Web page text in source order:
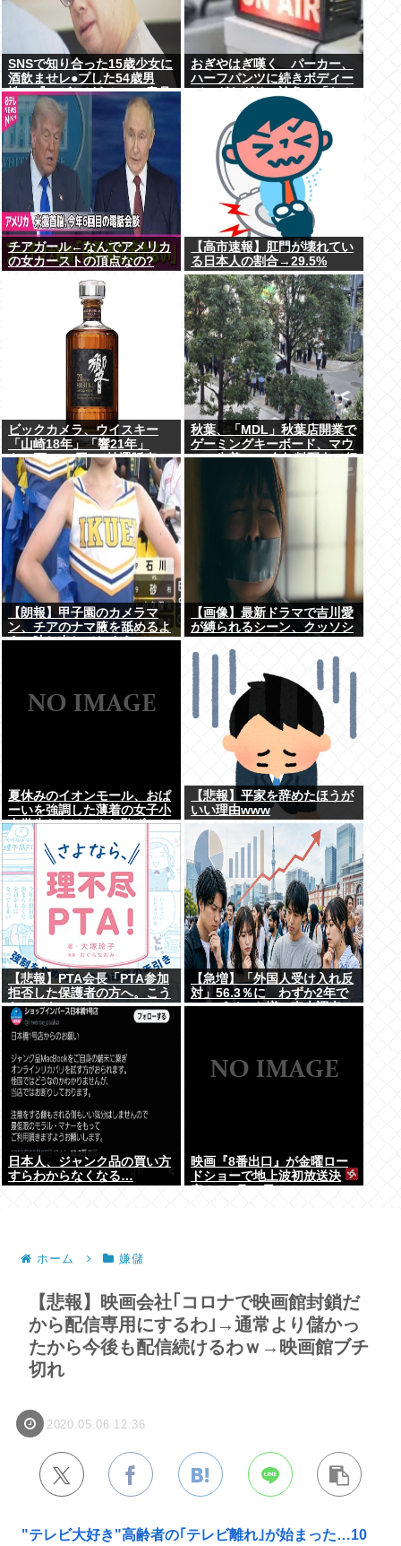
SNSで知り合った15歳少女に
酒飲ませレ●プした54歳男
性、『ハゲかどうか』で意見
が真っ二つに分かれる
おぎやはぎ嘆く パーカー、
ハーフパンツに続きボディー
バッグもダサい論争に「なん
でおじさんだけ言われる
の？」
チアガール←なんでアメリカ
の女カーストの頂点なの?
【高市速報】肛門が壊れてい
る日本人の割合→29.5%
ビックカメラ、ウイスキー
「山崎18年」「響21年」
を”6万7100円”で抽選販売
秋葉、「MDL」秋葉店開業で
ゲーミングキーボード、マウ
ス、先着1000名無料配布で行
列。まだいけるぞ急げ!!
【朗報】甲子園のカメラマ
ン、チアのナマ腋を舐めるよ
うに映し出してしまう
【画像】最新ドラマで吉川愛
が縛られるシーン、クッソシ
夏休みのイオンモール、おぱ
ーいを強調した薄着の女子小
中学生だらけ。あれ恥ずかし
くないの？
【悲報】平家を辞めたほうが
いい理由www
【悲報】PTA会長「PTA参加
拒否した保護者の方へ。こう
なってもいい？」
【急増】「外国人受け入れ反
対」56.3％に わずか2年で
20.7ポイント増、東大調査
日本人、ジャンク品の買い方
すらわからなくなる…
映画『8番出口』が金曜ロー
ドショーで地上波初放送決
ホーム 嫌儲
【悲報】映画会社｢コロナで映画館封鎖だ
から配信専用にするわ｣→通常より儲かっ
たから今後も配信続けるわｗ→映画館ブチ
切れ
2020.05.06 12:36
"テレビ大好き"高齢者の｢テレビ離れ｣が始まった…10